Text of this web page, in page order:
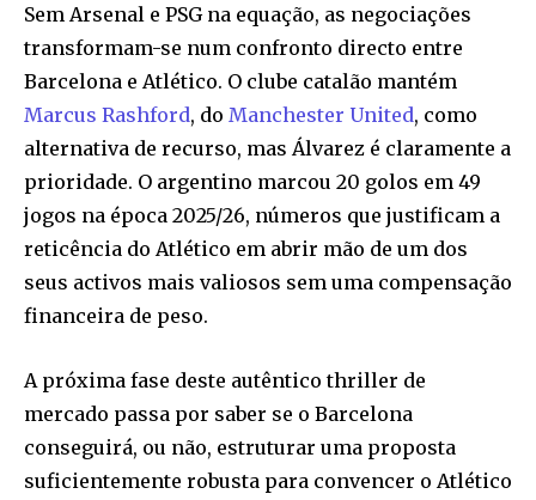
Sem Arsenal e PSG na equação, as negociações
transformam-se num confronto directo entre
Barcelona e Atlético. O clube catalão mantém
Marcus Rashford, do Manchester United, como
alternativa de recurso, mas Álvarez é claramente a
prioridade. O argentino marcou 20 golos em 49
jogos na época 2025/26, números que justificam a
reticência do Atlético em abrir mão de um dos
seus activos mais valiosos sem uma compensação
financeira de peso.
A próxima fase deste autêntico thriller de
mercado passa por saber se o Barcelona
conseguirá, ou não, estruturar uma proposta
suficientemente robusta para convencer o Atlético